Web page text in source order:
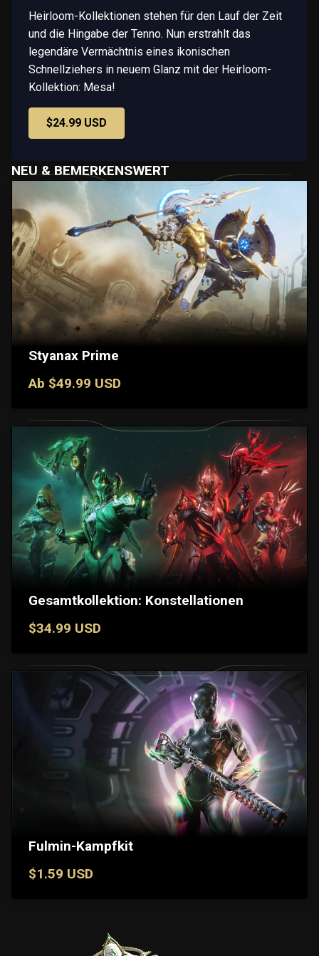
Heirloom-Kollektionen stehen für den Lauf der Zeit
und die Hingabe der Tenno. Nun erstrahlt das
legendäre Vermächtnis eines ikonischen
Schnellziehers in neuem Glanz mit der Heirloom-
Kollektion: Mesa!
$24.99 USD
NEU & BEMERKENSWERT
Styanax Prime
Ab $49.99 USD
Gesamtkollektion: Konstellationen
$34.99 USD
Fulmin-Kampfkit
$1.59 USD